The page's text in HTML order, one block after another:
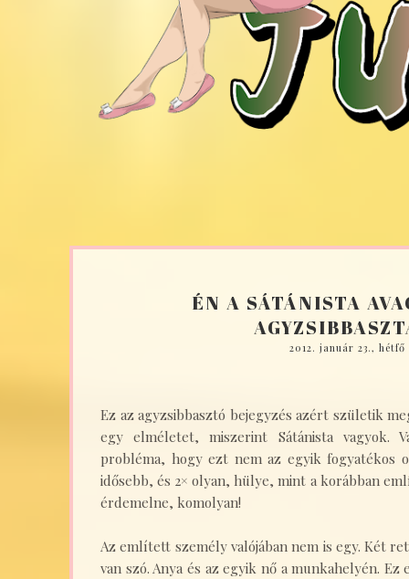
ÉN A SÁTÁNISTA
2012. január 23., hétfő
Ez az agyzsibbasztó bejegyzés azért születik
egy elméletet, miszerint Sátánista vagyok.
probléma, hogy ezt nem az egyik fogyatékos
idősebb, és 2× olyan, hülye, mint a korábban
érdemelne, komolyan!
Az említett személy valójában nem is egy. Két
van szó. Anya és az egyik nő a munkahelyén.